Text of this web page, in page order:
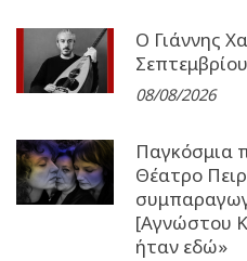
Ο Γιάννης
08/08/2026
Παγκόσμια
Θέατρο
[Αγνώστου
ήταν εδώ»